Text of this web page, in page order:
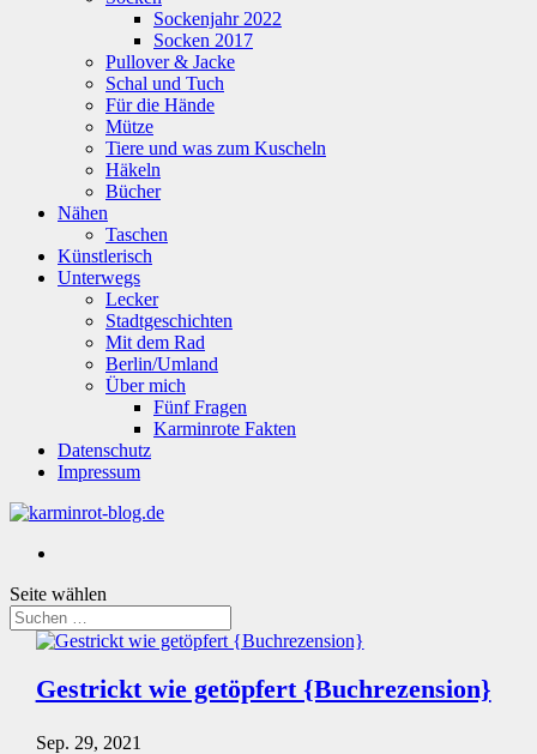
Sockenjahr 2022
Socken 2017
Pullover & Jacke
Schal und Tuch
Für die Hände
Mütze
Tiere und was zum Kuscheln
Häkeln
Bücher
Nähen
Taschen
Künstlerisch
Unterwegs
Lecker
Stadtgeschichten
Mit dem Rad
Berlin/Umland
Über mich
Fünf Fragen
Karminrote Fakten
Datenschutz
Impressum
Seite wählen
Gestrickt wie getöpfert {Buchrezension}
Sep. 29, 2021